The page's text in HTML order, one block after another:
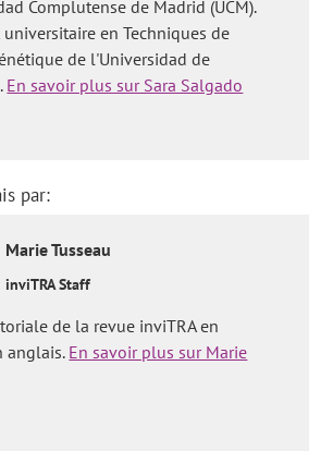
peut-elle être due à des
ou psychologiques?'et'La cause de
ovarienne et intestinale est-elle la
Complutense de Madrid (UCM).
en Techniques de
de l'Universidad de
En savoir plus sur Sara Salgado
par:
MarieTusseau
inviTRA Staff
de la revue inviTRA en
anglais.En savoir plus sur Marie